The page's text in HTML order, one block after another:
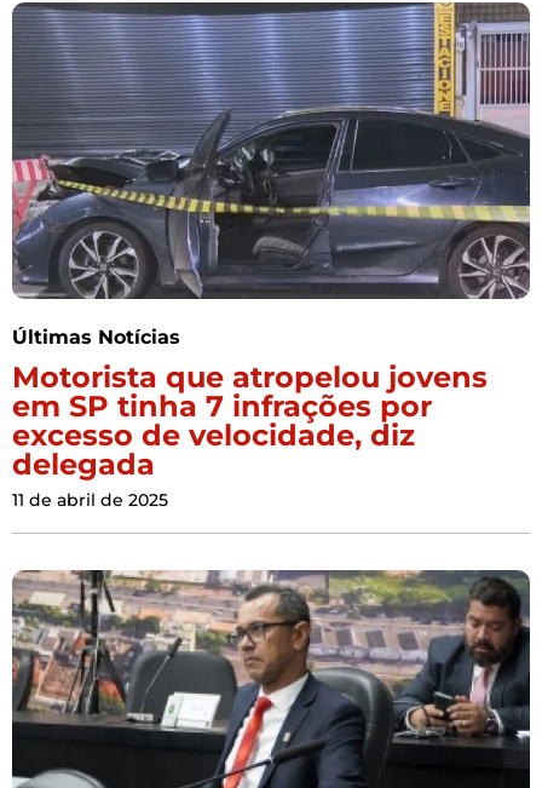
Últimas Notícias
Motorista que atropelou jovens
em SP tinha 7 infrações por
excesso de velocidade, diz
delegada
11 de abril de 2025